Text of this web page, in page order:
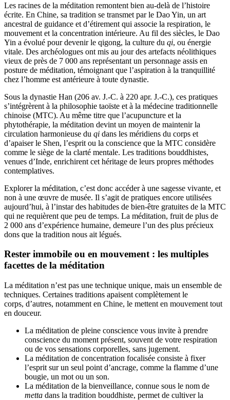
Les racines de la méditation remontent bien au-delà de l’histoire
écrite. En Chine, sa tradition se transmet par le Dao Yin, un art
ancestral de guidance et d’étirement qui associe la respiration, le
mouvement et la concentration intérieure. Au fil des siècles, le Dao
Yin a évolué pour devenir le qigong, la culture du qi, ou énergie
vitale. Des archéologues ont mis au jour des artefacts néolithiques
vieux de près de 7 000 ans représentant un personnage assis en
posture de méditation, témoignant que l’aspiration à la tranquillité
chez l’homme est antérieure à toute dynastie.
Sous la dynastie Han (206 av. J.-C. à 220 apr. J.-C.), ces pratiques
s’intégrèrent à la philosophie taoïste et à la médecine traditionnelle
chinoise (MTC). Au même titre que l’acupuncture et la
phytothérapie, la méditation devint un moyen de maintenir la
circulation harmonieuse du qi dans les méridiens du corps et
d’apaiser le Shen, l’esprit ou la conscience que la MTC considère
comme le siège de la clarté mentale. Les traditions bouddhistes,
venues d’Inde, enrichirent cet héritage de leurs propres méthodes
contemplatives.
Explorer la méditation, c’est donc accéder à une sagesse vivante, et
non à une œuvre de musée. Il s’agit de pratiques encore utilisées
aujourd’hui, à l’instar des habitudes de bien-être gratuites de la MTC
qui ne requièrent que peu de temps. La méditation, fruit de plus de
2 000 ans d’expérience humaine, demeure l’un des plus précieux
dons que la tradition nous ait légués.
Rester immobile ou en mouvement : les multiples
facettes de la méditation
La méditation n’est pas une technique unique, mais un ensemble de
techniques. Certaines traditions apaisent complètement le
corps, d’autres, notamment en Chine, le mettent en mouvement tout
en douceur.
La méditation de pleine conscience vous invite à prendre
conscience du moment présent, souvent de votre respiration
ou de vos sensations corporelles, sans jugement.
La méditation de concentration focalisée consiste à fixer
l’esprit sur un seul point d’ancrage, comme la flamme d’une
bougie, un mot ou un son.
La méditation de la bienveillance, connue sous le nom de
metta dans la tradition bouddhiste, permet de cultiver la